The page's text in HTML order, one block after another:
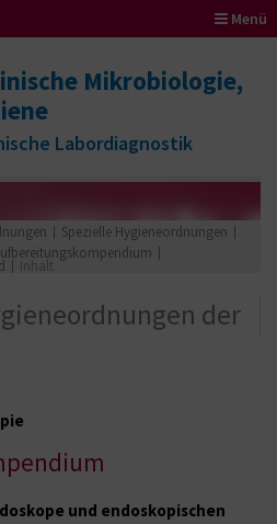
Menü
Mikrobiologie,
Labordiagnostik
Spezielle Hygieneordnungen
Inhalt
der
und endoskopischen